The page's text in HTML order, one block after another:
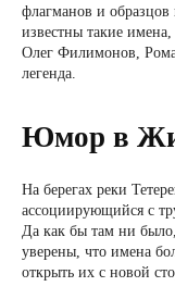
флагманов и
известны такие
Олег Филимонов,
легенда.
Юмор в
На берегах реки
ассоциирующийся с
Да как бы там ни
уверены, что имена
открыть их с новой